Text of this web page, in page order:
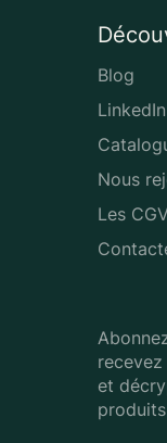
Blog
LinkedIn
Nous
Les
et